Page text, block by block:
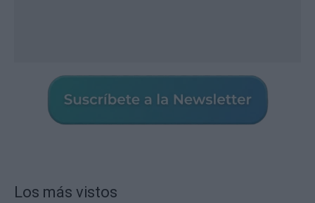
Los más vistos